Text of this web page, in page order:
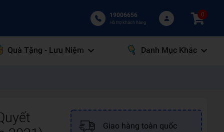
19006656
Hỗ trợ khách hàng
0
Quà Tặng - Lưu Niệm Danh Mục Khác
Giao hàng toàn quốc